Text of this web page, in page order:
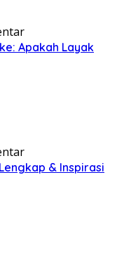
Apakah Layak
& Inspirasi